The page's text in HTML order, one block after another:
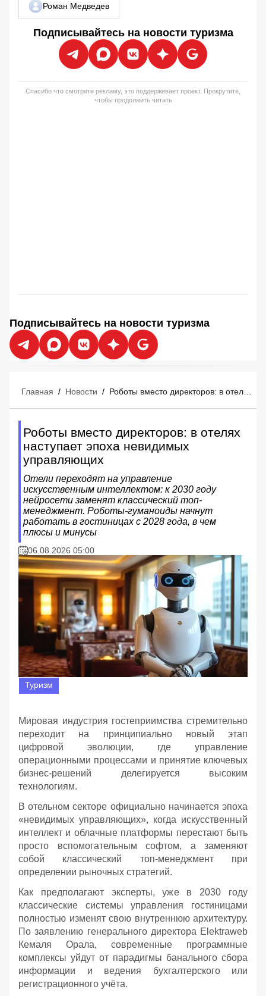
Роман Медведев
Подписывайтесь на новости туризма
Спасибо что смотрите рекламу, это поддерживает проект. Прокрутите,
чтобы продолжить читать
Подписывайтесь на новости туризма
Главная / Новости /
Роботы вместо директоров: в отелях
наступает эпоха невидимых
управляющих
Отели переходят на управление
искусственным интеллектом: к 2030 году
нейросети заменят классический топ-
менеджмент. Роботы-гуманоиды начнут
работать в гостиницах с 2028 года, в чем
плюсы и минусы
06.08.2026 05:00
Туризм
Мировая индустрия гостеприимства стремительно
переходит на принципиально новый этап
цифровой эволюции, где управление
операционными процессами и принятие ключевых
бизнес-решений делегируется высоким
технологиям.
В отельном секторе официально начинается эпоха
«невидимых управляющих», когда искусственный
интеллект и облачные платформы перестают быть
просто вспомогательным софтом, а заменяют
собой классический топ-менеджмент при
определении рыночных стратегий.
Как предполагают эксперты, уже в 2030 году
классические системы управления гостиницами
полностью изменят свою внутреннюю архитектуру.
По заявлению генерального директора Elektraweb
Кемаля Орала, современные программные
комплексы уйдут от парадигмы банального сбора
информации и ведения бухгалтерского или
регистрационного учёта.